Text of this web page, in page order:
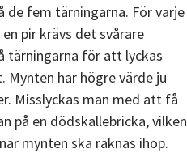
de fem tärningarna. För varje
pir krävs det svårare
tärningarna för att lyckas
Mynten har högre värde ju
Misslyckas man med att få
på en dödskallebricka, vilken
mynten ska räknas ihop.